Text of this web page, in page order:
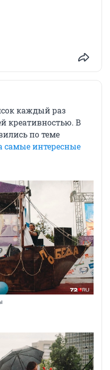
каждый раз
креативностью. В
по теме
самые интересные